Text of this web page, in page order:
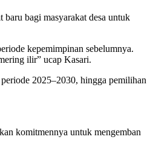
bagi masyarakat desa untuk
kepemimpinan sebelumnya.
ilir” ucap Kasari.
2025–2030, hingga pemilihan
komitmennya untuk mengemban